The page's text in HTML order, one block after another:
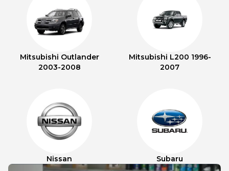
Mitsubishi Outlander
2003-2008
Mitsubishi L200 1996-
2007
Nissan Subaru